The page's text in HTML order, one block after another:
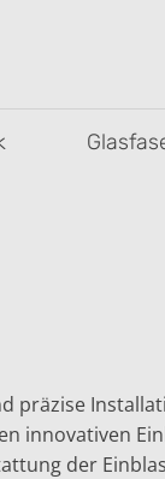
präzise
innovativen
der